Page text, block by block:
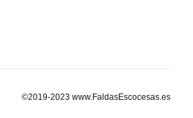
©2019-2023 www.FaldasEscocesas.es